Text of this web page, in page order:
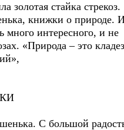
золотая стайка стрекоз.
книжки о природе.
много интересного, и не
«Природа – это
С большой